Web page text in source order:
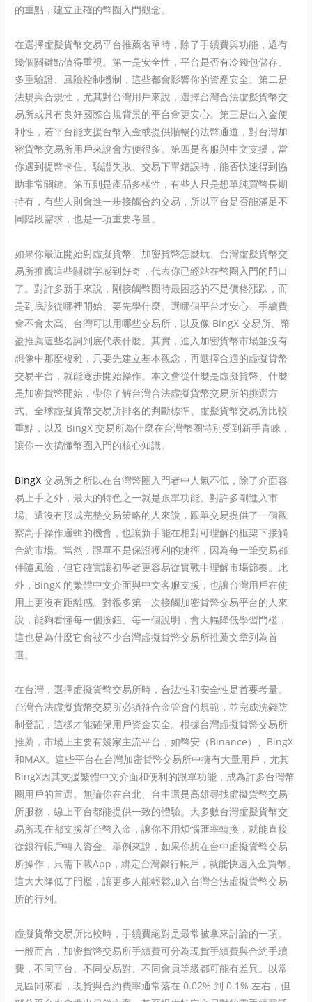
的重點，建立正確的幣圈入門觀念。
在選擇虛擬貨幣交易平台推薦名單時，除了手續費與功能，還有
幾個關鍵點值得重視。第一是安全性，平台是否有冷錢包儲存、
多重驗證、風險控制機制，這些都會影響你的資產安全。第二是
法規與合規性，尤其對台灣用戶來說，選擇台灣合法虛擬貨幣交
易所或具有良好國際合規背景的平台會更安心。第三是出入金便
利性，若平台能支援台幣入金或提供順暢的法幣通道，對台灣加
密貨幣交易所用戶來說會方便很多。第四是客服與中文支援，當
你遇到提幣卡住、驗證失敗、交易下單錯誤時，能否快速得到協
助非常關鍵。第五則是產品多樣性，有些人只是想單純買幣長期
持有，有些人則會進一步接觸合約交易，所以平台是否能滿足不
同階段需求，也是一項重要考量。
如果你最近開始對虛擬貨幣、加密貨幣怎麼玩、台灣虛擬貨幣交
易所推薦這些關鍵字感到好奇，代表你已經站在幣圈入門的門口
了。對許多新手來說，剛接觸幣圈時最困惑的不是價格漲跌，而
是到底該從哪裡開始、要先學什麼、選哪個平台才安心、手續費
會不會太高、台灣可以用哪些交易所，以及像 BingX 交易所、幣
盈推薦這些名詞到底代表什麼。其實，進入加密貨幣市場並沒有
想像中那麼複雜，只要先建立基本觀念，再選擇合適的虛擬貨幣
交易平台，就能逐步開始操作。本文會從什麼是虛擬貨幣、什麼
是加密貨幣開始，帶你了解台灣合法虛擬貨幣交易所的挑選方
式、全球虛擬貨幣交易所排名的判斷標準、虛擬貨幣交易所比較
重點，以及 BingX 交易所為什麼在台灣幣圈特別受到新手青睞，
讓你一次搞懂幣圈入門的核心知識。
BingX 交易所之所以在台灣幣圈入門者中人氣不低，除了介面容
易上手之外，最大的特色之一就是跟單功能。對許多剛進入市
場、還沒有形成完整交易策略的人來說，跟單交易提供了一個觀
察高手操作邏輯的機會，也讓新手能在相對可理解的框架下接觸
合約市場。當然，跟單不是保證獲利的捷徑，因為每一筆交易都
伴隨風險，但它確實讓初學者更容易從實戰中理解市場節奏。此
外，BingX 的繁體中文介面與中文客服支援，也讓台灣用戶在使
用上更沒有距離感。對很多第一次接觸加密貨幣交易平台的人來
說，能夠看懂每一個按鈕、每一個說明，會大幅降低學習門檻，
這也是為什麼它會被不少台灣虛擬貨幣交易所推薦文章列為首
選。
在台灣，選擇虛擬貨幣交易所時，合法性和安全性是首要考量。
台灣合法虛擬貨幣交易所必須符合金管會的規範，並完成洗錢防
制登記，這樣才能確保用戶資金安全。根據台灣虛擬貨幣交易所
推薦，市場上主要有幾家主流平台，如幣安（Binance）、BingX
和MAX。這些平台在台灣加密貨幣交易所中擁有大量用戶，尤其
BingX因其支援繁體中文介面和便利的跟單功能，成為許多台灣幣
圈用戶的首選。無論你在台北、台中還是高雄尋找虛擬貨幣交易
所服務，線上平台都能提供一致的體驗。大多數台灣虛擬貨幣交
易所現在都支援新台幣入金，讓你不用煩惱匯率轉換，就能直接
從銀行帳戶轉入資金。舉例來說，如果你想在台中虛擬貨幣交易
所操作，只需下載App，綁定台灣銀行帳戶，就能快速入金買幣。
這大大降低了門檻，讓更多人能輕鬆加入台灣合法虛擬貨幣交易
所的行列。
虛擬貨幣交易所比較時，手續費絕對是最常被拿來討論的一項。
一般而言，加密貨幣交易所手續費可分為現貨手續費與合約手續
費，不同平台、不同交易對、不同會員等級都可能有差異。以常
見區間來看，現貨與合約費率通常落在 0.02% 到 0.1% 左右，但